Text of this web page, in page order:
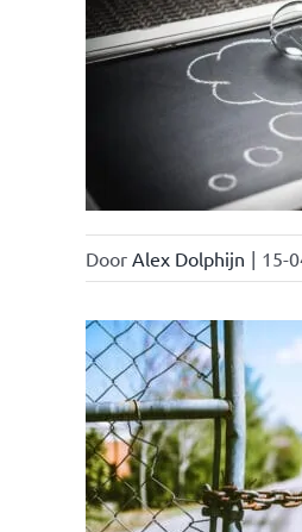
Door Alex Dolphijn | 15-